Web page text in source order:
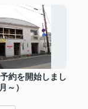
約を開始しまし
～）